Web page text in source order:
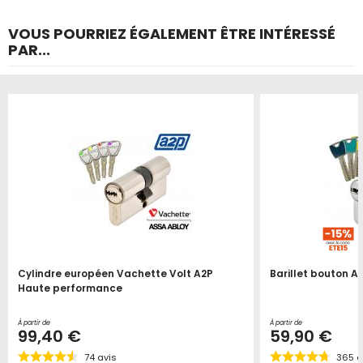
VOUS POURRIEZ ÉGALEMENT ÊTRE INTÉRESSÉ
PAR...
Cylindre européen Vachette Volt A2P
Haute performance
À partir de
99,40 €
74 avis
Barillet bouton
À partir de
59,90 €
365